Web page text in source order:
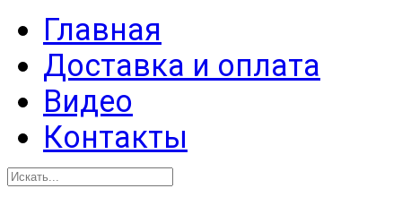
Главная
Доставка и оплата
Видео
Контакты